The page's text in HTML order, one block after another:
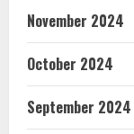
November 2024
October 2024
September 2024